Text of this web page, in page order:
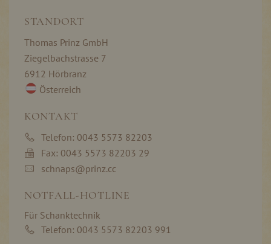
STANDORT
Thomas Prinz GmbH
Ziegelbachstrasse 7
6912 Hörbranz
Österreich
KONTAKT
Telefon: 0043 5573 82203
Fax: 0043 5573 82203 29
schnaps@prinz.cc
NOTFALL-HOTLINE
Für Schanktechnik
Telefon: 0043 5573 82203 991